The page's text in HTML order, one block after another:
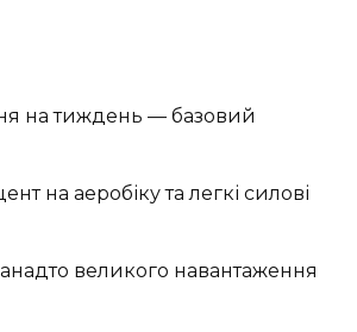
на тиждень — базовий
на аеробіку та легкі силові
великого навантаження